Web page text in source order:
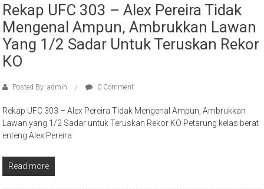
Rekap UFC 303 – Alex Pereira Tidak
Mengenal Ampun, Ambrukkan Lawan
Yang 1/2 Sadar Untuk Teruskan Rekor
KO
Posted By: admin 0 Comment
Rekap UFC 303 – Alex Pereira Tidak Mengenal Ampun, Ambrukkan
Lawan yang 1/2 Sadar untuk Teruskan Rekor KO Petarung kelas berat
enteng Alex Pereira
Read more